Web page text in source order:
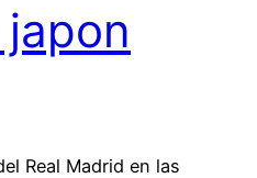
Real Madrid en las